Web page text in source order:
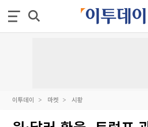
이투데이 마켓 시황